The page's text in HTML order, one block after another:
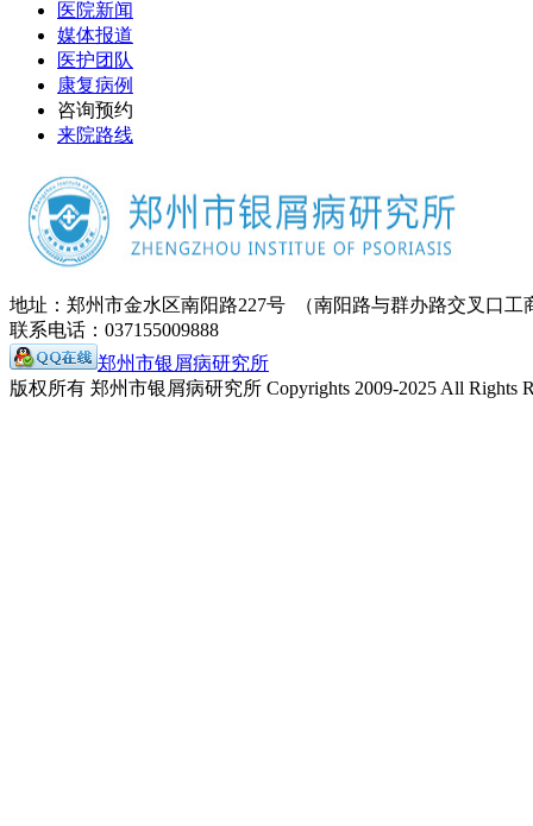
医院新闻
媒体报道
医护团队
康复病例
咨询预约
来院路线
地址：郑州市金水区南阳路227号 （南阳路与群办路交叉口工
联系电话：037155009888
郑州市银屑病研究所
版权所有 郑州市银屑病研究所 Copyrights 2009-2025 All Rights